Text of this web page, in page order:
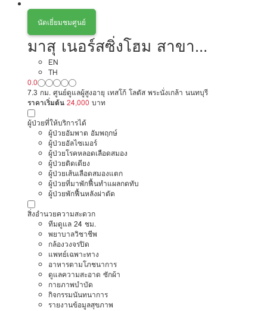
นัดเยี่ยมชมศูนย์
มาสุ เนอร์สซิ่งโฮม สาขา
งามวงศ์วาน
EN
TH
0.0
7.3 กม. ศูนย์ดูแลผู้สูงอายุ เทสโก้ โลตัส พระนั่งเกล้า นนทบุรี
ราคาเริ่มต้น 24,000 บาท
ผู้ป่วยที่ให้บริการได้
ผู้ป่วยอัมพาต อัมพฤกษ์
ผู้ป่วยอัลไซเมอร์
ผู้ป่วยโรคหลอดเลือดสมอง
ผู้ป่วยติดเตียง
ผู้ป่วยเส้นเลือดสมองแตก
ผู้ป่วยที่มาพักฟื้นทำแผลกดทับ
ผู้ป่วยพักฟื้นหลังผ่าตัด
สิ่งอำนวยความสะดวก
ทีมดูแล 24 ชม.
พยาบาลวิชาชีพ
กล้องวงจรปิด
แพทย์เฉพาะทาง
อาหารตามโภชนาการ
ดูแลความสะอาด ซักผ้า
กายภาพบำบัด
กิจกรรมนันทนาการ
รายงานข้อมูลสุขภาพ